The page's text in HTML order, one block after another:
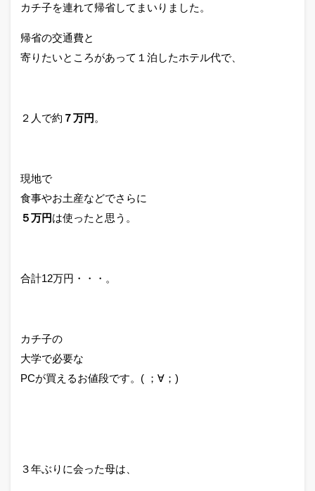
カチ子を連れて帰省してまいりました。
帰省の交通費と
寄りたいところがあって１泊したホテル代で、
２人で約 ７万円 。
現地で
食事やお土産などでさらに
５万円は使ったと思う。
合計12万円・・・。
カチ子の
大学で必要な
PCが買えるお値段です。( ；∀；)
３年ぶりに会った母は、